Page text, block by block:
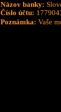
Názov banky:
Číslo účtu:
Poznámka: Vaše